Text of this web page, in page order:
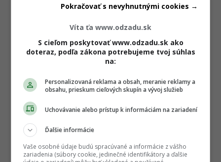
Víta ťa www.odzadu.sk
S cieľom poskytovať www.odzadu.sk ako
doteraz, podľa zákona potrebujeme tvoj súhlas
na:
Personalizovaná reklama a obsah, meranie reklamy a
obsahu, prieskum cieľových skupín a vývoj služieb
Uchovávanie alebo prístup k informáciám na zariadení
Ďalšie informácie
Vaše osobné údaje budú spracúvané a informácie z vášho
zariadenia (súbory cookie, jedinečné identifikátory a ďalšie
Pokračovať s nevyhnutnými cookies →